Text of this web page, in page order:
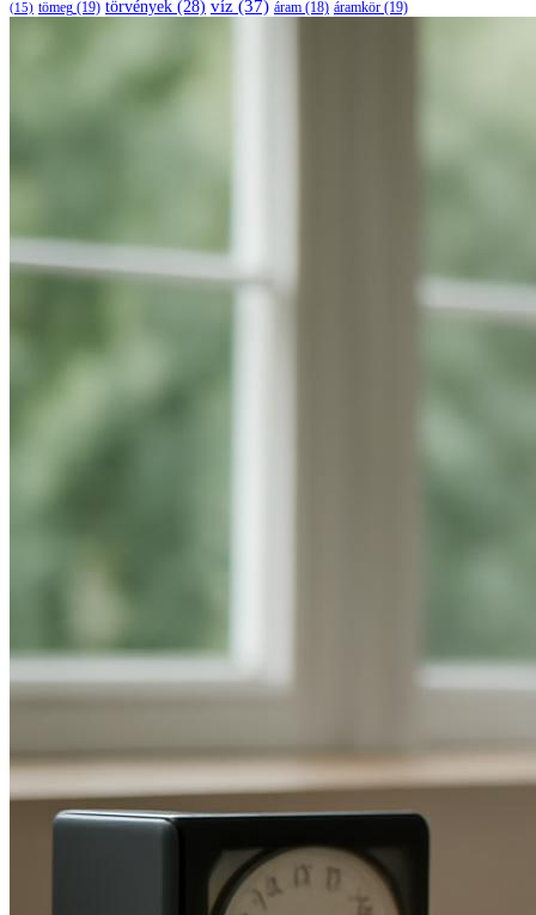
(15) tömeg (19) törvények (28) víz (37) áram (18) áramkör (19)